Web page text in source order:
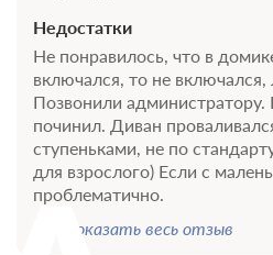
Недостатки
Не понравилось, что в
включался, то не включался,
Позвонили
починил. Диван
ступеньками, не по
для взрослого) Если с
проблематично.
Показать весь отзыв